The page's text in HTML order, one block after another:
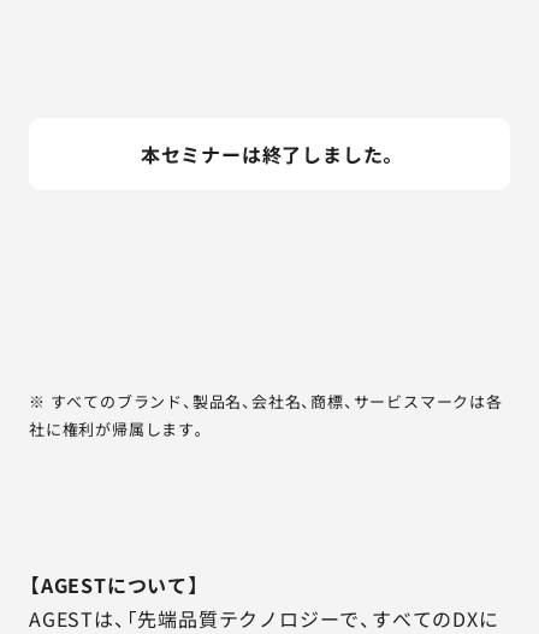
本セミナーは終了しました。
※ すべてのブランド、製品名、会社名、商標、サービスマークは各
社に権利が帰属します。
【AGESTについて】
AGESTは、「先端品質テクノロジーで、すべてのDXに